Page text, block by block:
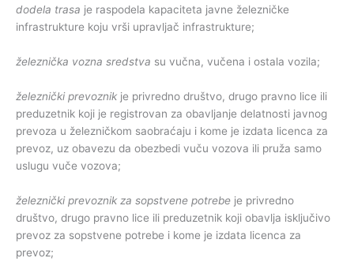
dodela trasa je raspodela kapaciteta javne železničke
infrastrukture koju vrši upravljač infrastrukture;
železnička vozna sredstva su vučna, vučena i ostala vozila;
železnički prevoznik je privredno društvo, drugo pravno lice ili
preduzetnik koji je registrovan za obavljanje delatnosti javnog
prevoza u železničkom saobraćaju i kome je izdata licenca za
prevoz, uz obavezu da obezbedi vuču vozova ili pruža samo
uslugu vuče vozova;
železnički prevoznik za sopstvene potrebe je privredno
društvo, drugo pravno lice ili preduzetnik koji obavlja isključivo
prevoz za sopstvene potrebe i kome je izdata licenca za
prevoz;